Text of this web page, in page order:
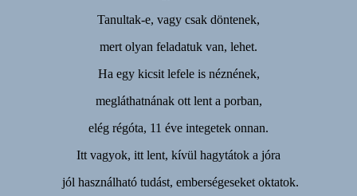
Tanultak-e, vagy csak döntenek,
mert olyan feladatuk van, lehet.
Ha egy kicsit lefele is néznének,
megláthatnának ott lent a porban,
elég régóta, 11 éve integetek onnan.
Itt vagyok, itt lent, kívül hagytátok a jóra
jól használható tudást, emberségeseket oktatok.